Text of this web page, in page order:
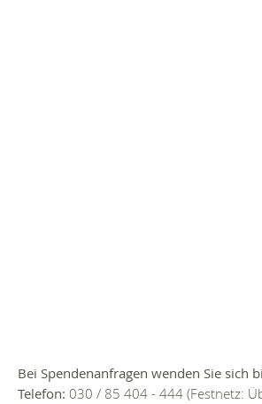
Bei Spendenanfragen wenden Sie sich
Telefon: 030 / 85 404 - 444 (Festnetz: